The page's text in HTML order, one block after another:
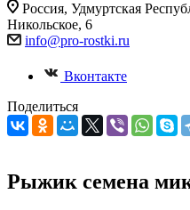
Россия, Удмуртская
Никольское, 6
info@pro-rostki.ru
Вконтакте
Поделиться
Рыжик семена